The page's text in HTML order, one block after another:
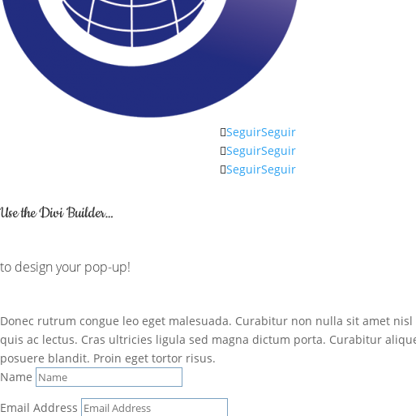
SeguirSeguir
SeguirSeguir
SeguirSeguir
Use the Divi Builder…
to design your pop-up!
Donec rutrum congue leo eget malesuada. Curabitur non nulla sit amet
quis ac lectus. Cras ultricies ligula sed magna dictum porta. Curabitur
posuere blandit. Proin eget tortor risus.
Name
Email Address